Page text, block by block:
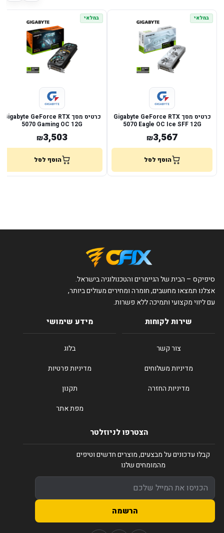
במלאי
כרטיס מסך Gigabyte GeForce RTX
5070 Eagle OC Ice SFF 12G
₪3,567
הוסף לסל
במלאי
כרטיס מסך Gigabyte GeForce RTX
5070 Gaming OC 12G
₪3,503
הוסף לסל
סיפיקס – הבית של הגיימרים והטכנולוגיה בישראל.
אצלנו תמצאו מחשבים, חומרה ומחירים מעולים ביותר,
עם ליווי מקצועי ותמיכה ללא פשרות.
שירות לקוחות
צור קשר
מדיניות משלוחים
מדיניות החזרה
מידע שימושי
בלוג
מדיניות פרטיות
תקנון
מפת אתר
הצטרפו לניוזלטר
קבלו עדכונים על מבצעים, מוצרים חדשים וטיפים
מהמומחים שלנו
הרשמה